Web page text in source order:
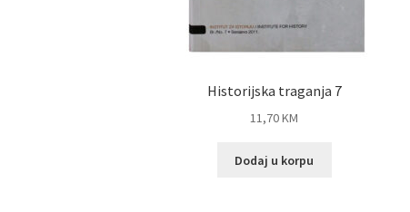
Historijska traganja 7
11,70KM
Dodaj u korpu